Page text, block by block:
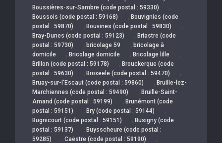
Boussières-sur-Sambre (code postal : 59330) ,
Boussois (code postal : 59168) , Bouvignies (code
postal : 59870)
, Bouvines (code postal : 59830) ,
Bray-Dunes (code postal : 59123) , Briastre (code
postal : 59730)
, bricolage 59 , bricolage à
domicile
, Bricolage domicile , Bricolage lille ,
Brillon (code postal : 59178) , Brouckerque (code
postal : 59630)
, Broxeele (code postal : 59470) ,
Bruay-sur-l'Escaut (code postal : 59860) , Bruille-lez-
Marchiennes (code postal : 59490)
, Bruille-Saint-
Amand (code postal : 59199)
, Brunémont (code
postal : 59151)
, Bry (code postal : 59144) ,
Bugnicourt (code postal : 59151) , Busigny (code
postal : 59137)
, Buysscheure (code postal :
59285)
, Caëstre (code postal : 59190) ,